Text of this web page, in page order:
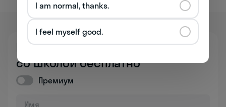
Познакомьтесь
со школой бесплатно
Премиум
I am normal, thanks.
I feel myself good.